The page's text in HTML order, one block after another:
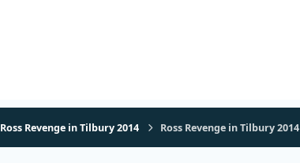
Ross Revenge in Tilbury 2014 Ross Revenge in Tilbury 2014